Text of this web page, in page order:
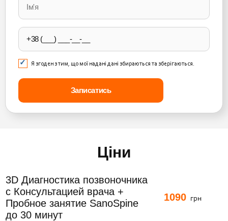
this
field
empty.
Я згоден з тим, що мої надані дані збираються та зберігаються.
Ціни
3D Диагностика позвоночника
с Консультацией врача +
Пробное занятие SanoSpine
до 30 минут
1090 грн